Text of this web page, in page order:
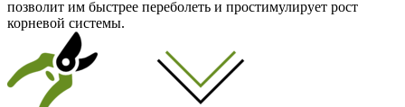
позволит им быстрее переболеть и простимулирует рост
корневой системы.